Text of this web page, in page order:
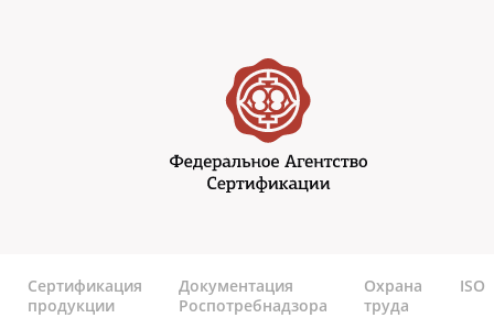
Сертификация
продукции
Документация
Роспотребнадзора
Охрана
труда
ISO